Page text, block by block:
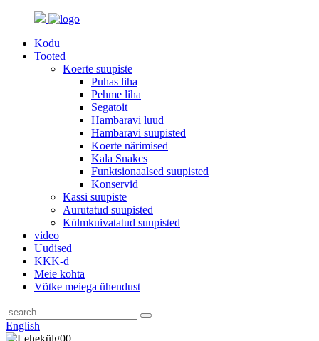
Kodu
Tooted
Koerte suupiste
Puhas liha
Pehme liha
Segatoit
Hambaravi luud
Hambaravi suupisted
Koerte närimised
Kala Snakcs
Funktsionaalsed suupisted
Konservid
Kassi suupiste
Aurutatud suupisted
Külmkuivatatud suupisted
video
Uudised
KKK-d
Meie kohta
Võtke meiega ühendust
English